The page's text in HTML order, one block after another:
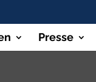
Presse